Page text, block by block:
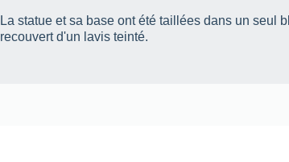
La statue et sa base ont été taillées dans un seul
recouvert d'un lavis teinté.